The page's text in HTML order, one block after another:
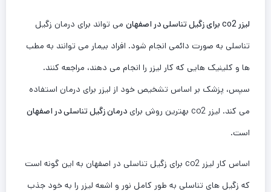
لیزر co2 برای زگیل تناسلی در اصفهان
می تواند برای درمان زگیل
تناسلی به صورت دائمی انجام شود. افراد بیمار می توانند به مطب
ها و کلینیک هایی که کار لیزر را انجام می دهند، مراجعه کنند.
سپس، پزشک بر اساس تشخیص خود از لیزر برای درمان استفاده
می کند. لیزر co2 بهترین روش برای
درمان زگیل تناسلی در اصفهان
است.
اساس کار لیزر co2 برای زگیل تناسلی در اصفهان به این گونه است
که زگیل های تناسلی به طور کامل نور و اشعه لیزر را به خود جذب